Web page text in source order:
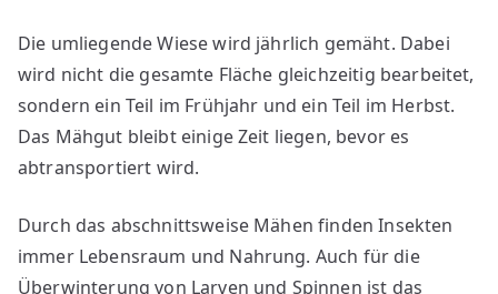
Die umliegende Wiese wird jährlich gemäht. Dabei
wird nicht die gesamte Fläche gleichzeitig bearbeitet,
sondern ein Teil im Frühjahr und ein Teil im Herbst.
Das Mähgut bleibt einige Zeit liegen, bevor es
abtransportiert wird.
Durch das abschnittsweise Mähen finden Insekten
immer Lebensraum und Nahrung. Auch für die
Überwinterung von Larven und Spinnen ist das